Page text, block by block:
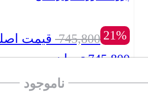
ناموجود
21%
745,800 قیمت
745,800 تومان بود.
قیمت فعلی: 590,000 تومان.بستن